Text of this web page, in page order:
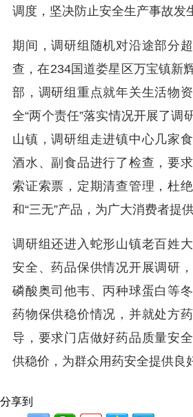
调度，坚决防止安全生产事故发
期间，调研组随机对沿途部分
查，在234国道娄星区万宝镇新
部，调研组重点就年关生活物
全“两个责任”落实情况开展了调
山镇，调研组走进镇中心几家
酒水、副食品进行了检查，要
索证索票，定期清查管理，杜
和“三无”产品，为广大消费者提供
调研组还进入蛇形山镇老百姓
安全、药品保供情况开展调研
磷酸奥司他韦、丙种球蛋白等
药物保供稳价情况，并就处方
导，要求门店做好药品质量安
供稳价，为群众用药安全提供良
分享到